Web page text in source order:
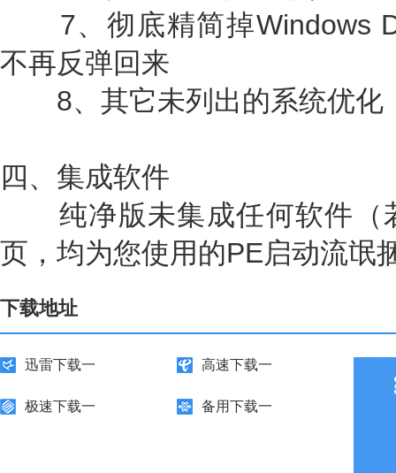
7、彻底精简掉Windows
不再反弹回来
8、其它未列出的系统优化
四、集成软件
纯净版未集成任何软件（
页，均为您使用的PE启动流氓
下载地址
迅雷下载一 高速下载一
极速下载一 备用下载一